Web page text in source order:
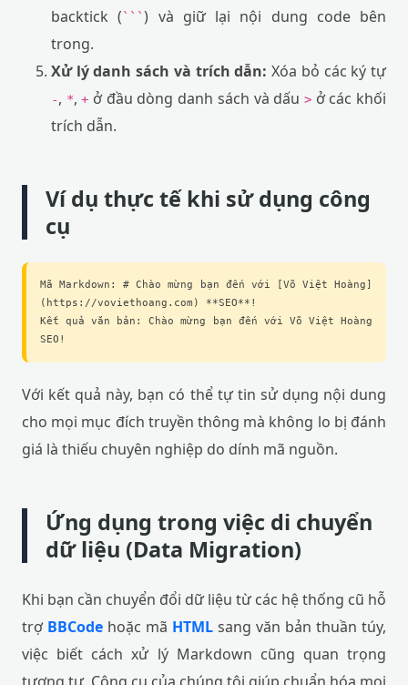
backtick ( ``` ) và giữ lại nội dung code bên
trong.
Xử lý danh sách và trích dẫn: Xóa bỏ các ký tự
-, *,+ ở đầu dòng danh sách và dấu >ở các khối
trích dẫn.
Ví dụ thực tế khi sử dụng công
cụ
Mã Markdown: # Chào mừng bạn đến với [Võ Việt Hoàng]
(https://voviethoang.com) **SEO**!
Kết quả văn bản: Chào mừng bạn đến với Võ Việt Hoàng
SEO!
Với kết quả này, bạn có thể tự tin sử dụng nội dung
cho mọi mục đích truyền thông mà không lo bị đánh
giá là thiếu chuyên nghiệp do dính mã nguồn.
Ứng dụng trong việc di chuyển
dữ liệu (Data Migration)
Khi bạn cần chuyển đổi dữ liệu từ các hệ thống cũ hỗ
trợ BBCode hoặc mã HTML sang văn bản thuần túy,
việc biết cách xử lý Markdown cũng quan trọng